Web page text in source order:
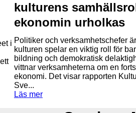
i
kulturens
ekonomin urholkas
Politiker och verksamhetschefer
kulturen spelar en viktig roll för
bildning och demokratisk
vittnar verksamheterna om en
ekonomi. Det visar rapporten
Sve...
Läs mer